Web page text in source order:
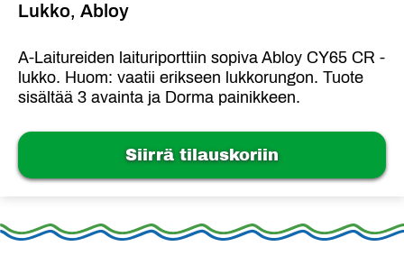
Lukko, Abloy
A-Laitureiden laituriporttiin sopiva Abloy CY65 CR -
lukko. Huom: vaatii erikseen lukkorungon. Tuote
sisältää 3 avainta ja Dorma painikkeen.
Siirrä tilauskoriin